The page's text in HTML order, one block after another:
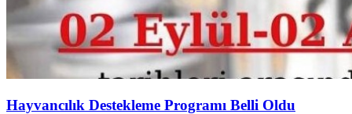
Hayvancılık Destekleme Programı Belli Oldu